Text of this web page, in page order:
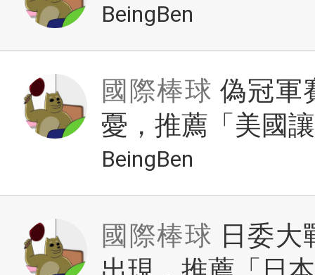
BeingBen
國際棒球 偽冠軍
憂，推薦「美國
BeingBen
國際棒球 日委